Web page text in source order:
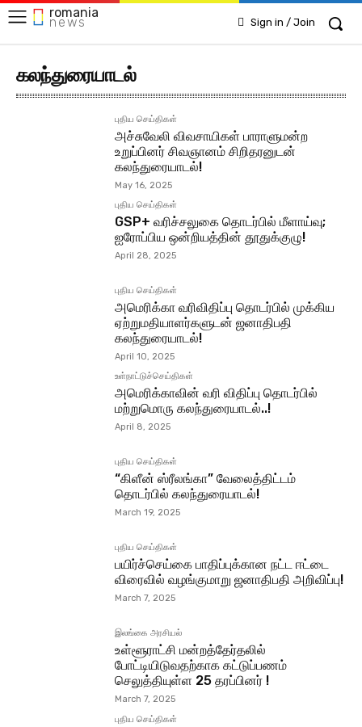
romania
news Sign in / Join
கலந்துரையாடல்
புதிய செய்திகள்
அச்சுவேலி விவசாயிகள் பாராளுமன்ற
உறுப்பினர் சிவஞானம் சிறிதரனுடன்
கலந்துரையாடல்!
May 16, 2025
புதிய செய்திகள்
GSP+ வரிச்சலுகை தொடர்பில் மீளாய்வு;
ஐரோப்பிய ஒன்றியத்தின் தூதுக்குழு!
April 28, 2025
புதிய செய்திகள்
அமெரிக்கா வரிவிதிப்பு தொடர்பில் முக்கிய
ஏற்றுமதியாளர்களுடன் ஜனாதிபதி
கலந்துரையாடல்!
April 10, 2025
உள்நாட்டுச்செய்திகள்
அமெரிக்காவின் வரி விதிப்பு தொடர்பில்
மற்றுமொரு கலந்துரையாடல்..!
April 8, 2025
புதிய செய்திகள்
“கிளீன் ஸ்ரீலங்கா” வேலைத்திட்டம்
தொடர்பில் கலந்துரையாடல்!
March 19, 2025
புதிய செய்திகள்
பயிர்ச்செய்கை பாதிப்புக்கான நட்ட ஈட்டை
விரைவில் வழங்குமாறு ஜனாதிபதி அறிவிப்பு!
March 7, 2025
இலங்கை அரசியல்
உள்ளூராட்சி மன்றத்தேர்தலில்
போட்டியிடுவதற்காக கட்டுப்பணம்
செலுத்தியுள்ள 25 தரப்பினர் !
March 7, 2025
புதிய செய்திகள்